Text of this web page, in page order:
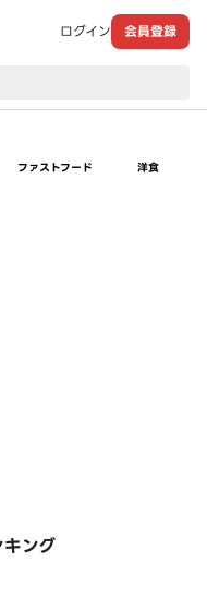
ログイン 会員登録
ファストフード 洋食
ング